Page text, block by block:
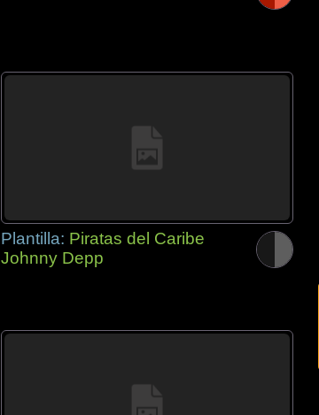
Plantilla: Piratas del Caribe
Johnny Depp